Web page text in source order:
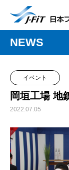
NEWS
イベント
岡垣工場 地
2022.07.05